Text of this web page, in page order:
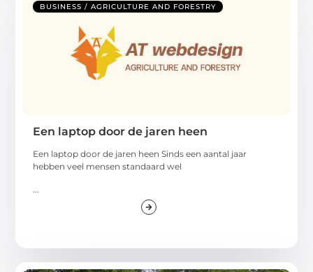
BUSINESS / AGRICULTURE AND FORESTRY
Een laptop door de jaren heen
Een laptop door de jaren heen Sinds een aantal jaar
hebben veel mensen standaard wel